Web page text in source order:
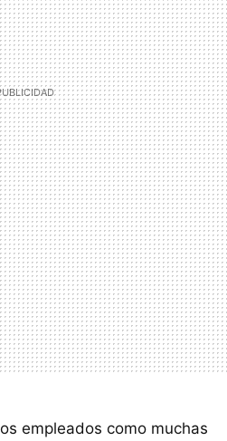
empleados como muchas